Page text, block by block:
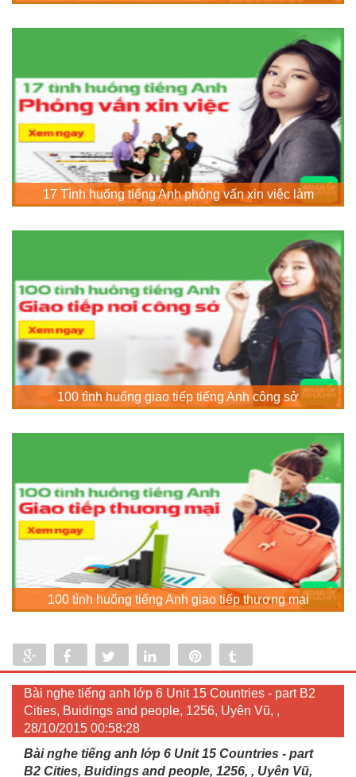
17 Tình huống tiếng Anh phỏng vấn xin việc làm
100 tình huống giao tiếp tiếng Anh công sở
100 tình huống tiếng Anh giao tiếp thương mại
Share Share Tweet Share
Bài nghe tiếng anh lớp 6 Unit 15 Countries - part B2
Cities, Buidings and people, 1256, Uyên Vũ, ,
28/10/2015 00:58:28
Bài nghe tiếng anh lớp 6 Unit 15 Countries - part
B2 Cities, Buidings and people, 1256, , Uyên Vũ,